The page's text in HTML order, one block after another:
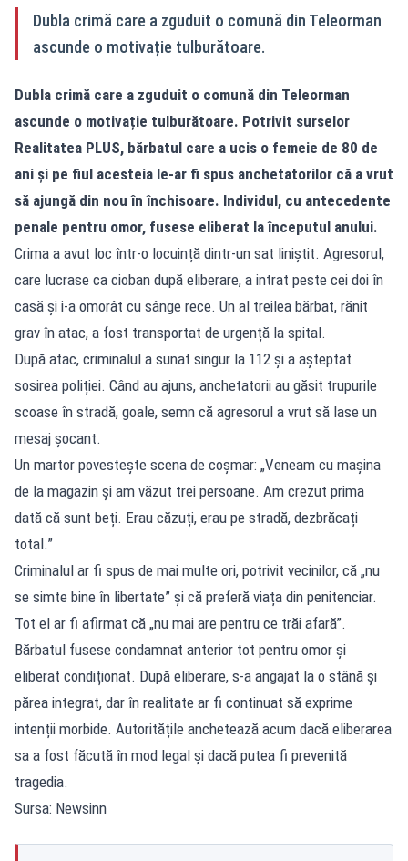
Dubla crimă care a zguduit o comună din Teleorman
ascunde o motivație tulburătoare.
Dubla crimă care a zguduit o comună din Teleorman
ascunde o motivație tulburătoare. Potrivit surselor
Realitatea PLUS, bărbatul care a ucis o femeie de 80 de
ani și pe fiul acesteia le-ar fi spus anchetatorilor că a vrut
să ajungă din nou în închisoare. Individul, cu antecedente
penale pentru omor, fusese eliberat la începutul anului.
Crima a avut loc într-o locuință dintr-un sat liniștit. Agresorul,
care lucrase ca cioban după eliberare, a intrat peste cei doi în
casă și i-a omorât cu sânge rece. Un al treilea bărbat, rănit
grav în atac, a fost transportat de urgență la spital.
După atac, criminalul a sunat singur la 112 și a așteptat
sosirea poliției. Când au ajuns, anchetatorii au găsit trupurile
scoase în stradă, goale, semn că agresorul a vrut să lase un
mesaj șocant.
Un martor povestește scena de coșmar: „Veneam cu mașina
de la magazin și am văzut trei persoane. Am crezut prima
dată că sunt beți. Erau căzuți, erau pe stradă, dezbrăcați
total.”
Criminalul ar fi spus de mai multe ori, potrivit vecinilor, că „nu
se simte bine în libertate” și că preferă viața din penitenciar.
Tot el ar fi afirmat că „nu mai are pentru ce trăi afară”.
Bărbatul fusese condamnat anterior tot pentru omor și
eliberat condiționat. După eliberare, s-a angajat la o stână și
părea integrat, dar în realitate ar fi continuat să exprime
intenții morbide. Autoritățile anchetează acum dacă eliberarea
sa a fost făcută în mod legal și dacă putea fi prevenită
tragedia.
Sursa: Newsinn